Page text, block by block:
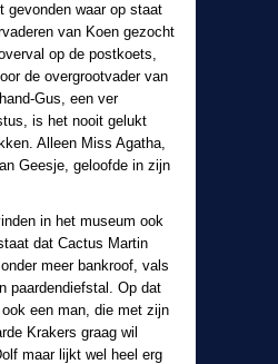
gevonden waar op staat
van Koen gezocht
op de postkoets,
de overgrootvader van
Gus, een ver
is het nooit gelukt
Alleen Miss Agatha,
Geesje, geloofde in zijn
in het museum ook
dat Cactus Martin
meer bankroof, vals
paardendiefstal. Op dat
een man, die met zijn
Krakers graag wil
maar lijkt wel heel erg